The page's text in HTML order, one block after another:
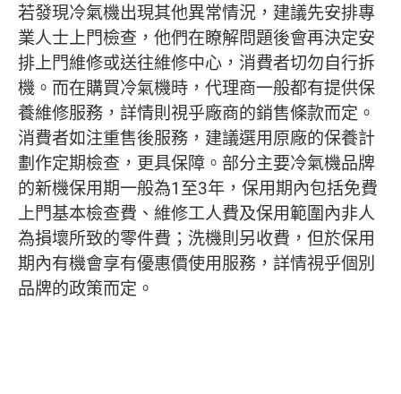
若發現冷氣機出現其他異常情況，建議先安排專
業人士上門檢查，他們在瞭解問題後會再決定安
排上門維修或送往維修中心，消費者切勿自行拆
機。而在購買冷氣機時，代理商一般都有提供保
養維修服務，詳情則視乎廠商的銷售條款而定。
消費者如注重售後服務，建議選用原廠的保養計
劃作定期檢查，更具保障。部分主要冷氣機品牌
的新機保用期一般為1至3年，保用期內包括免費
上門基本檢查費、維修工人費及保用範圍內非人
為損壞所致的零件費；洗機則另收費，但於保用
期內有機會享有優惠價使用服務，詳情視乎個別
品牌的政策而定。